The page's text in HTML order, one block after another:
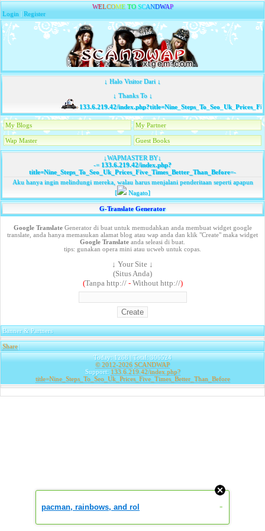
WELCOME TO SCANDWAP
Login |Register
↓ Halo Visitor Dari ↓
↓ Thanks To ↓
133.6.219.42/
My Blogs My Partner
Wap Master Guest Books
↓WAPMASTER BY↓
-=133.6.219.42/index.php?
title=Nine_Steps_To_Seo_Uk_Prices_Five_Times_Better_Than_Before=-
Aku hanya ingin melindungi mereka, walau harus menjalani penderitaan seperti apapun
[
Nagato]
G-Translate Generator
Google TranslateGenerator di buat untuk memudahkan anda membuat widget google
translate, anda hanya memasukan alamat blog atau wap anda dan klik "Create" maka widget
Google Translate anda seleasi di buat.
tips: gunakan opera mini atau ucweb untuk copas.
↓ Your Site ↓
(Situs Anda)
(Tanpa http:// -Without http://)
Banner & Partners
Share|
Today: 1268 | Total: 306524
© 2012-2026 SCANDWAP
Support: 133.6.219.42/index.php?
title=Nine_Steps_To_Seo_Uk_Prices_Five_Times_Better_Than_Before
pacman, rainbows, and rol »